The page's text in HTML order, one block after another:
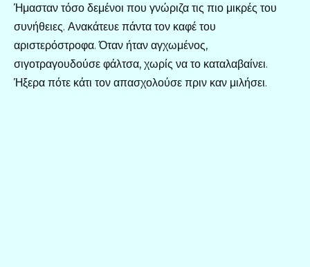
Ήμασταν τόσο δεμένοι που γνώριζα τις πιο μικρές του
συνήθειες. Ανακάτευε πάντα τον καφέ του
αριστερόστροφα. Όταν ήταν αγχωμένος,
σιγοτραγουδούσε φάλτσα, χωρίς να το καταλαβαίνει.
Ήξερα πότε κάτι τον απασχολούσε πριν καν μιλήσει.